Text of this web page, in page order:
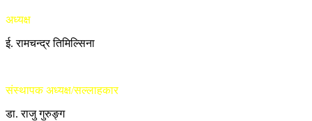
अध्यक्ष
ई. रामचन्द्र तिमिल्सिना
संस्थापक अध्यक्ष/सल्लाहकार
डा. राजु गुरुङ्ग